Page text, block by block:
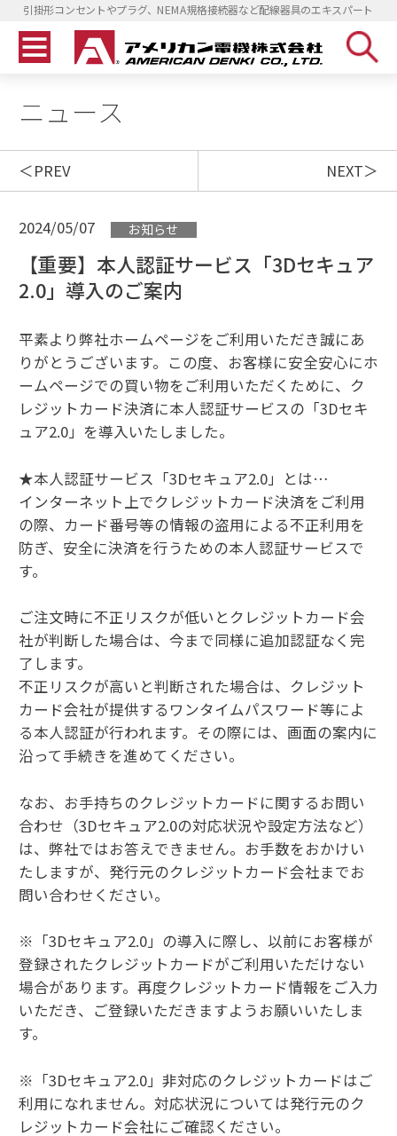
引掛形コンセントやプラグ、NEMA規格接続器など配線器具のエキスパート
ニュース
PREV NEXT
2024/05/07 お知らせ
【重要】本人認証サービス「3Dセキュア
2.0」導入のご案内
平素より弊社ホームページをご利用いただき誠にあ
りがとうございます。この度、お客様に安全安心にホ
ームページでの買い物をご利用いただくために、ク
レジットカード決済に本人認証サービスの「3Dセキ
ュア2.0」を導入いたしました。
★本人認証サービス「3Dセキュア2.0」とは…
インターネット上でクレジットカード決済をご利用
の際、カード番号等の情報の盗用による不正利用を
防ぎ、安全に決済を行うための本人認証サービスで
す。
ご注文時に不正リスクが低いとクレジットカード会
社が判断した場合は、今まで同様に追加認証なく完
了します。
不正リスクが高いと判断された場合は、クレジット
カード会社が提供するワンタイムパスワード等によ
る本人認証が行われます。その際には、画面の案内に
沿って手続きを進めてください。
なお、お手持ちのクレジットカードに関するお問い
合わせ（3Dセキュア2.0の対応状況や設定方法など）
は、弊社ではお答えできません。お手数をおかけい
たしますが、発行元のクレジットカード会社までお
問い合わせください。
※「3Dセキュア2.0」の導入に際し、以前にお客様が
登録されたクレジットカードがご利用いただけない
場合があります。再度クレジットカード情報をご入力
いただき、ご登録いただきますようお願いいたしま
す。
※「3Dセキュア2.0」非対応のクレジットカードはご
利用になれません。対応状況については発行元のク
レジットカード会社にご確認ください。